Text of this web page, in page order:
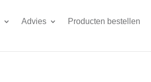
Advies Producten bestellen